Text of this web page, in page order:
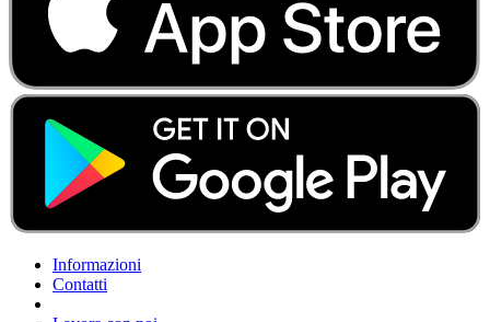
Informazioni
Contatti